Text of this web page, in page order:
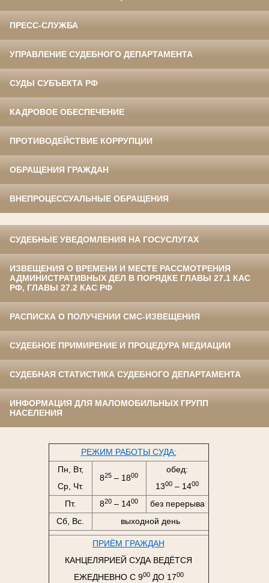
ПРЕСС-СЛУЖБА
УПРАВЛЕНИЕ СУДЕБНОГО ДЕПАРТАМЕНТА
СУДЫ СУБЪЕКТА РФ
КАДРОВОЕ ОБЕСПЕЧЕНИЕ
ПРОТИВОДЕЙСТВИЕ КОРРУПЦИИ
ОБРАЩЕНИЯ ГРАЖДАН
ВНЕПРОЦЕССУАЛЬНЫЕ ОБРАЩЕНИЯ
СУДЕБНЫЕ УВЕДОМЛЕНИЯ НА ГОСУСЛУГАХ
ИЗВЕЩЕНИЯ О ВРЕМЕНИ И МЕСТЕ РАССМОТРЕНИЯ
АДМИНИСТРАТИВНЫХ ДЕЛ В ПОРЯДКЕ ГЛАВЫ 27.1 КАС
РФ, ГЛАВЫ 27.2 КАС РФ
РАСПИСКА О ПОЛУЧЕНИИ СМС-ИЗВЕЩЕНИЯ
СУДЕБНОЕ ПРИМИРЕНИЕ И ПРОЦЕДУРА МЕДИАЦИИ
СУДЕБНАЯ СТАТИСТИКА СУДЕБНОГО ДЕПАРТАМЕНТА
ИНФОРМАЦИЯ ДЛЯ МАЛОМОБИЛЬНЫХ ГРУПП
НАСЕЛЕНИЯ
РЕЖИМ РАБОТЫ СУДА:
Пн, Вт,
Ср, Чт.
825 – 1800
обед:
1300 – 1400
Пт. 820 – 1400
без перерыва
Сб, Вс.
выходной день
ПРИЁМ ГРАЖДАН
КАНЦЕЛЯРИЕЙ СУДА ВЕДЁТСЯ
ЕЖЕДНЕВНО С 900ДО 1700